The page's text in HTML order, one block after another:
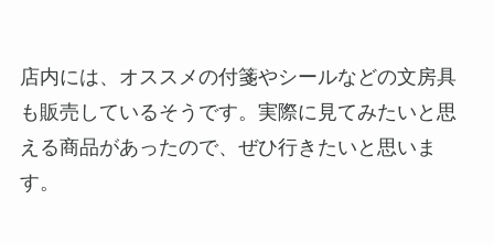
店内には、オススメの付箋やシールなどの文房具
も販売しているそうです。実際に見てみたいと思
える商品があったので、ぜひ行きたいと思いま
す。